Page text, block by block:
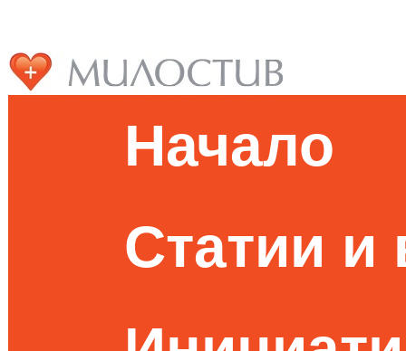
Начало
Статии и